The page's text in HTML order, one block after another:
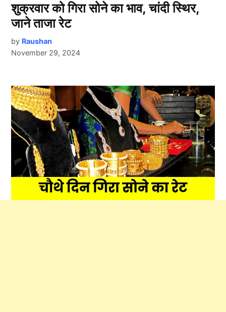
शुक्रवार को गिरा सोने का भाव, चांदी स्थिर,
जाने ताजा रेट
by Raushan
November 29, 2024